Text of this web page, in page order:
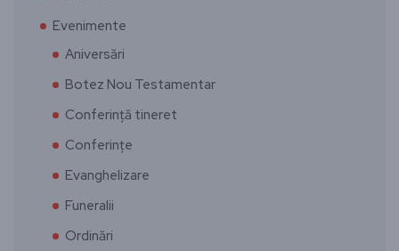
Evenimente
Aniversări
Botez Nou Testamentar
Conferință tineret
Conferințe
Evanghelizare
Funeralii
Ordinări